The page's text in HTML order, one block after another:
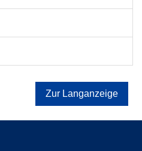
Zur Langanzeige